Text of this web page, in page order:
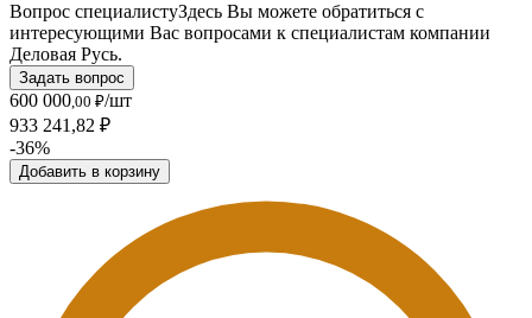
Вопрос специалистуЗдесь Вы можете обратиться с
интересующими Вас вопросами к специалистам компании
Деловая Русь.
Задать вопрос
600 000,00 ₽/шт
933 241,82 ₽
-36%
Добавить в корзину